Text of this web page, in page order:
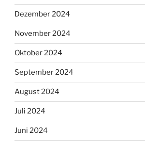
Dezember 2024
November 2024
Oktober 2024
September 2024
August 2024
Juli 2024
Juni 2024